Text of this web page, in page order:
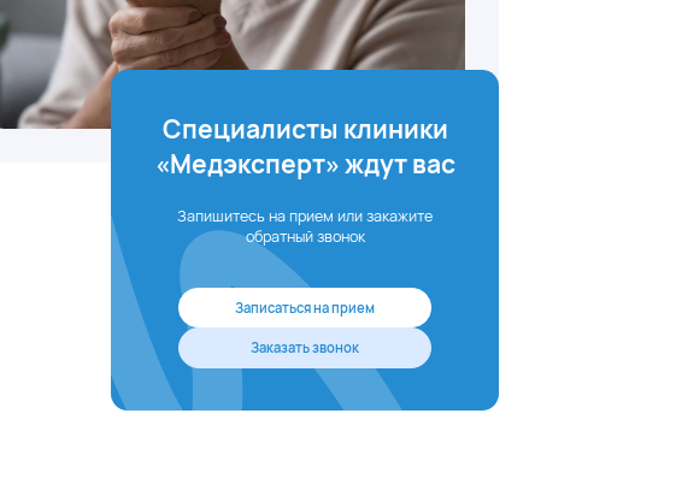
Специалисты клиники
«Медэксперт» ждут вас
Запишитесь на прием или закажите
обратный звонок
Записаться на прием
Заказать звонок